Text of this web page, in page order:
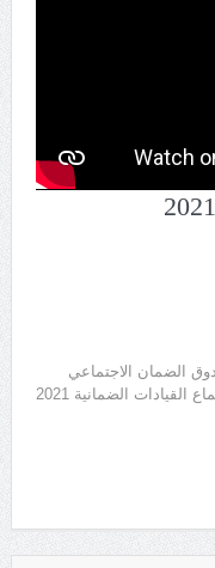
الضمان الاجتماعي
الضمانية 2021